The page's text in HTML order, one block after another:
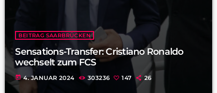
BEITRAG SAARBRÜCKEN
Sensations-Transfer: Cristiano Ronaldo
wechselt zum FCS
today 4. JANUAR 2024 303236 147 26